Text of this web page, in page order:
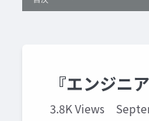
『エンジニ
3.8K Views